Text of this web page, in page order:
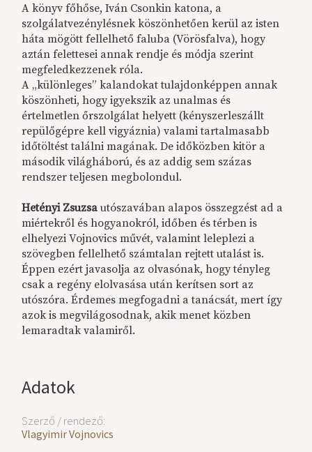
Adatok
Szerző / rendező:
Vlagyimir Vojnovics
A könyv főhőse, Iván Csonkin katona, a
szolgálatvezénylésnek köszönhetően kerül az isten
háta mögött fellelhető faluba (Vörösfalva), hogy
aztán felettesei annak rendje és módja szerint
megfeledkezzenek róla.
A „különleges” kalandokat tulajdonképpen annak
köszönheti, hogy igyekszik az unalmas és
értelmetlen őrszolgálat helyett (kényszerleszállt
repülőgépre kell vigyáznia) valami tartalmasabb
időtöltést találni magának. De időközben kitör a
második világháború, és az addig sem százas
rendszer teljesen megbolondul.
Hetényi Zsuzsa utószavában alapos összegzést ad a
miértekről és hogyanokról, időben és térben is
elhelyezi Vojnovics művét, valamint leleplezi a
szövegben fellelhető számtalan rejtett utalást is.
Éppen ezért javasolja az olvasónak, hogy tényleg
csak a regény elolvasása után kerítsen sort az
utószóra. Érdemes megfogadni a tanácsát, mert így
azok is megvilágosodnak, akik menet közben
lemaradtak valamiről.